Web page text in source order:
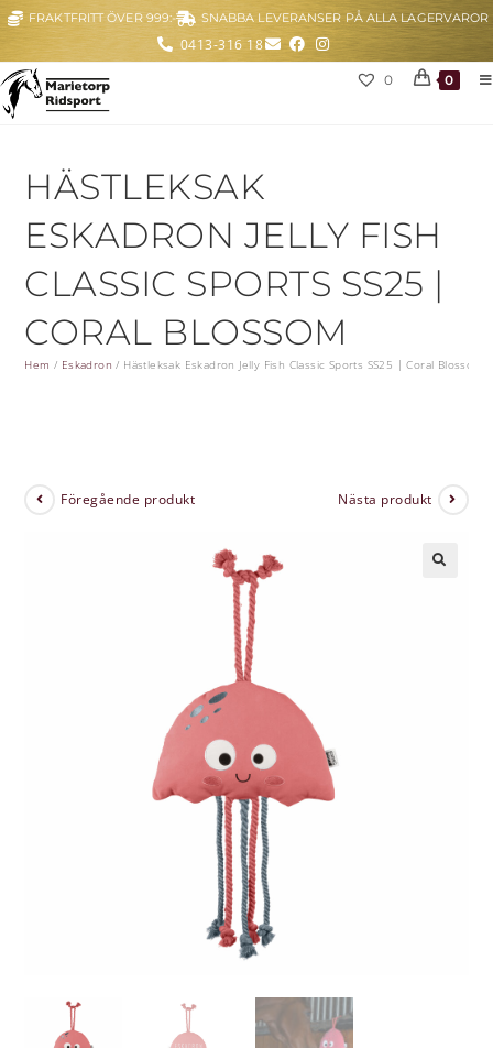
FRAKTFRITT ÖVER 999:- SNABBA LEVERANSER PÅ ALLA LAGERVAROR
0413-316 18
0 0
HÄSTLEKSAK
ESKADRON JELLY FISH
CLASSIC SPORTS SS25 |
CORAL BLOSSOM
Hem / Eskadron / Hästleksak Eskadron Jelly Fish Classic Sports SS25 | Coral Blossom
Föregående produkt Nästa produkt